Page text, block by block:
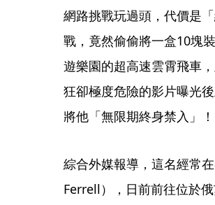
網路挑戰玩過頭，代價是
戰，竟然偷偷將一盒10塊
遊樂園的超高速雲霄飛車
狂卻極度危險的影片曝光
將他「無限期終身禁入」！
綜合外媒報導，這名經常
Ferrell），日前前往位於